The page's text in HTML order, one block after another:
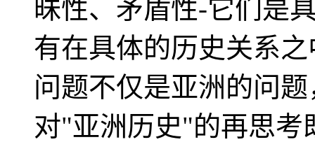
昧性、矛盾性-它们是
有在具体的历史关系
问题不仅是亚洲的问
对"亚洲历史"的再思考